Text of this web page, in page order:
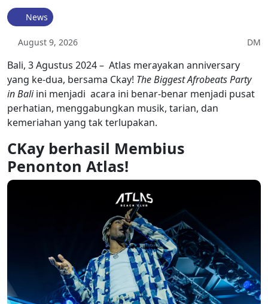
News
August 9, 2026 DM
Bali, 3 Agustus 2024 – Atlas merayakan anniversary
yang ke-dua, bersama Ckay! The Biggest Afrobeats Party
in Baliini menjadi acara ini benar-benar menjadi pusat
perhatian, menggabungkan musik, tarian, dan
kemeriahan yang tak terlupakan.
CKay berhasil Membius
Penonton Atlas!